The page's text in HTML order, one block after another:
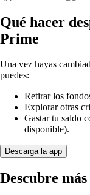
Qué hacer
Prime
Una vez hayas
puedes:
Retirar los
Explorar otras
Gastar tu saldo
disponible).
Descarga la app
Descubre